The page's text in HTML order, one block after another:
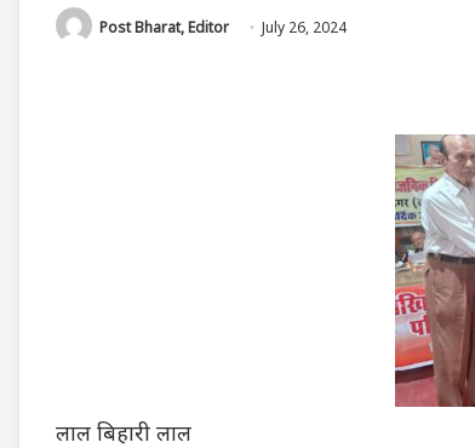
Post Bharat, Editor July 26, 2024
लाल बिहारी लाल